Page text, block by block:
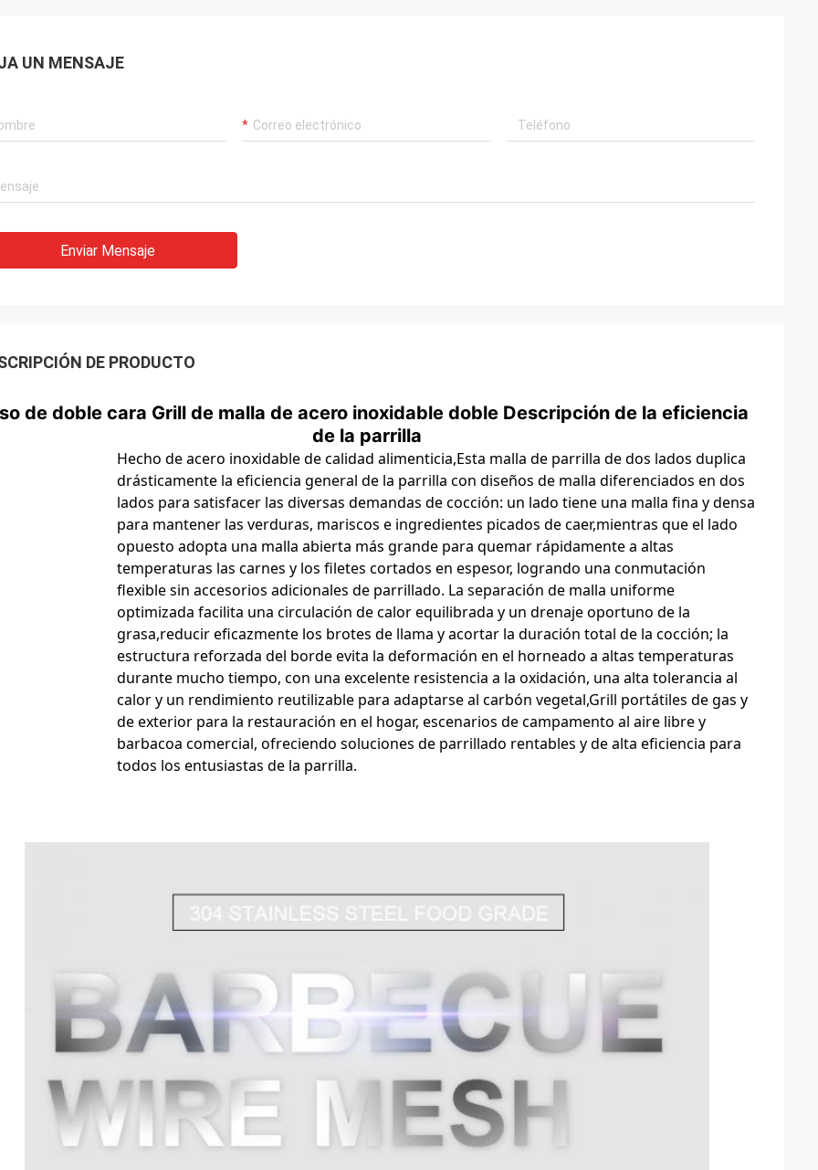
UN MENSAJE
Enviar Mensaje
DE PRODUCTO
de doble cara Grill de malla de acero inoxidable doble Descripción de la eficiencia
de la parrilla
Hecho de acero inoxidable de calidad alimenticia,Esta malla de parrilla de dos lados duplica
drásticamente la eficiencia general de la parrilla con diseños de malla diferenciados en dos
lados para satisfacer las diversas demandas de cocción: un lado tiene una malla fina y densa
para mantener las verduras, mariscos e ingredientes picados de caer,mientras que el lado
opuesto adopta una malla abierta más grande para quemar rápidamente a altas
temperaturas las carnes y los filetes cortados en espesor, logrando una conmutación
flexible sin accesorios adicionales de parrillado. La separación de malla uniforme
optimizada facilita una circulación de calor equilibrada y un drenaje oportuno de la
grasa,reducir eficazmente los brotes de llama y acortar la duración total de la cocción; la
estructura reforzada del borde evita la deformación en el horneado a altas temperaturas
durante mucho tiempo, con una excelente resistencia a la oxidación, una alta tolerancia al
calor y un rendimiento reutilizable para adaptarse al carbón vegetal,Grill portátiles de gas y
de exterior para la restauración en el hogar, escenarios de campamento al aire libre y
barbacoa comercial, ofreciendo soluciones de parrillado rentables y de alta eficiencia para
todos los entusiastas de la parrilla.